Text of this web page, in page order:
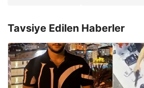
Tavsiye Edilen Haberler